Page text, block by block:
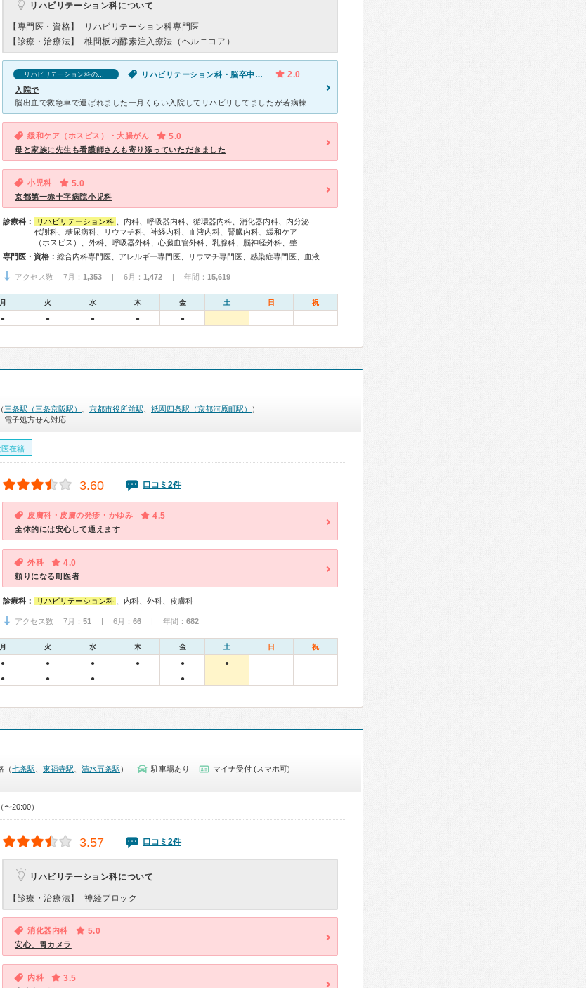
リハビリテーション科について
【専門医・資格】
リハビリテーション科専門医
【診療・治療法】
椎間板内酵素注入療法（ヘルニコア）
リハビリテーション科の口コミ リハビリテーション科・脳卒中後遺症 2.0
入院で
緩和ケア（ホスピス）・大腸がん 5.0
母と家族に先生も看護師さんも寄り添っていただきました
小児科 5.0
京都第一赤十字病院小児科
診療科： リハビリテーション科
、内科、呼吸器内科、循環器内科、消化器内科、内分泌
代謝科、糖尿病科、リウマチ科、神経内科、血液内科、腎臓内科、緩和ケア
（ホスピス）、外科、呼吸器外科、心臓血管外科、乳腺科、脳神経外科、整…
専門医・資格：
アクセス数 7月： 1,353 | 6月： 1,472 | 年間： 15,619
月 火 水 木 金 土 日 祝
● ● ● ● ●
三条駅（三条京阪駅） 京都市役所前駅 祇園四条駅（京都河原町駅）
）
電子処方せん対応
医在籍
3.60 口コミ2件
皮膚科・皮膚の発疹・かゆみ 4.5
全体的には安心して通えます
外科 4.0
頼りになる町医者
診療科： リハビリテーション科 、内科、外科、皮膚科
アクセス数 7月： 51 | 6月： 66 | 年間： 682
月 火 水 木 金 土 日 祝
● ● ● ● ● ●
● ● ● ●
（七条駅 東福寺駅 清水五条駅 ） 駐車場あり
マイナ受付 (スマホ可)
〜20:00）
3.57 口コミ2件
リハビリテーション科について
【診療・治療法】 神経ブロック
消化器内科 5.0
安心、胃カメラ
内科 3.5